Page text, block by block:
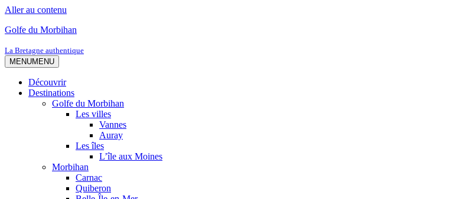
Aller au contenu
Golfe du Morbihan
La Bretagne authentique
MENUMENU
Découvrir
Destinations
Golfe du Morbihan
Les villes
Vannes
Auray
Les îles
L’île aux Moines
Morbihan
Carnac
Quiberon